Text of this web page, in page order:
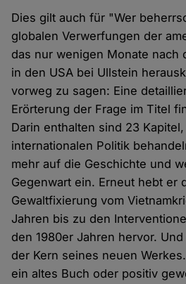
Dies gilt auch für "Wer
globalen Verwerfungen der
das nur wenigen Monate nach
in den USA bei Ullstein
vorweg zu sagen: Eine
Erörterung der Frage im Titel
Darin enthalten sind 23
internationalen Politik
mehr auf die Geschichte und
Gegenwart ein. Erneut hebt er
Gewaltfixierung vom
Jahren bis zu den
den 1980er Jahren hervor.
der Kern seines neuen
ein altes Buch oder positiv